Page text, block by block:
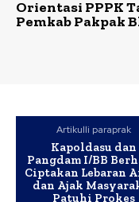
Orientasi PPPK
Pemkab Pakpak
Artikulli paraprak
Kapoldasu dan
Pangdam I/BB
Ciptakan Lebaran
dan Ajak
Patuhi Prokes